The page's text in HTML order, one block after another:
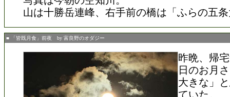
山は十勝岳連峰、右手前の橋は「ふらの五
■ 「皆既月食」前夜 by 富良野のオダジー
昨晩、帰
日のお月
大きな」
ていた。